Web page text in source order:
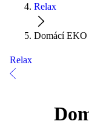
Relax
Domácí EKO
Relax